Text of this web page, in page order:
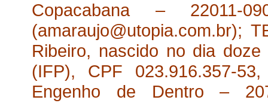
Copacabana –
(amaraujo@utopia.com.br);
Ribeiro, nascido no dia
(IFP), CPF 023.916.357-
Engenho de Dentro –